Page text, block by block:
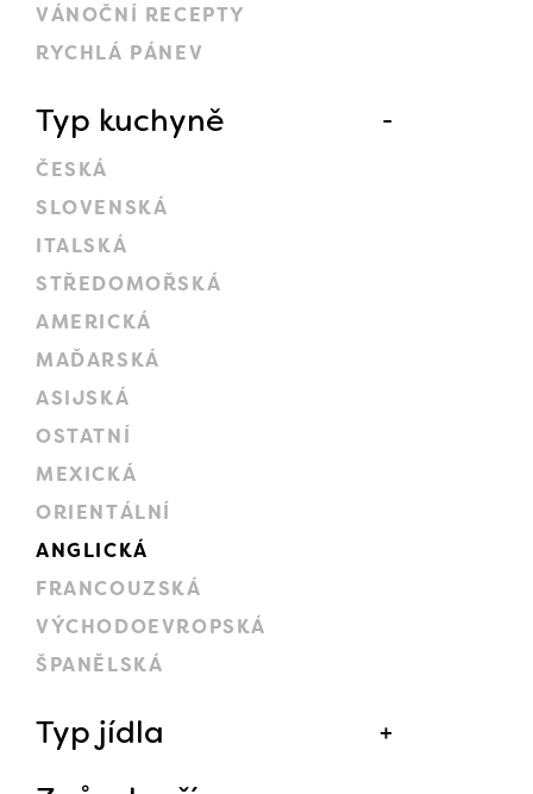
VÁNOČNÍ RECEPTY
RYCHLÁ PÁNEV
Typ kuchyně
ČESKÁ
SLOVENSKÁ
ITALSKÁ
STŘEDOMOŘSKÁ
AMERICKÁ
MAĎARSKÁ
ASIJSKÁ
OSTATNÍ
MEXICKÁ
ORIENTÁLNÍ
ANGLICKÁ
FRANCOUZSKÁ
VÝCHODOEVROPSKÁ
ŠPANĚLSKÁ
Typ jídla